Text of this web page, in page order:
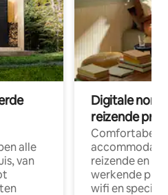
alle
van
Digitale
reizende
Comfortabele
reizende en
werkende
wifi en